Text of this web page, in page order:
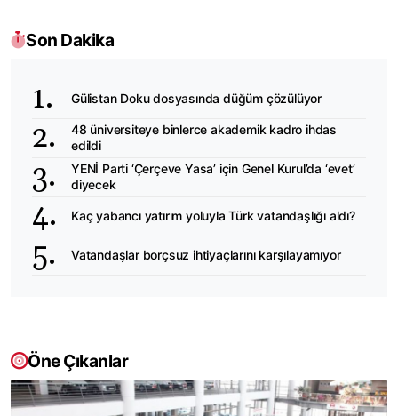
Son Dakika
Gülistan Doku dosyasında düğüm çözülüyor
48 üniversiteye binlerce akademik kadro ihdas
edildi
YENİ Parti ‘Çerçeve Yasa’ için Genel Kurul’da ‘evet’
diyecek
Kaç yabancı yatırım yoluyla Türk vatandaşlığı aldı?
Vatandaşlar borçsuz ihtiyaçlarını karşılayamıyor
Öne Çıkanlar